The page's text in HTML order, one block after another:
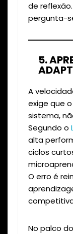
de
pergunta-
5.
A
exige que
sistema,
Segundo o
alta
ciclos
O erro é
No palco